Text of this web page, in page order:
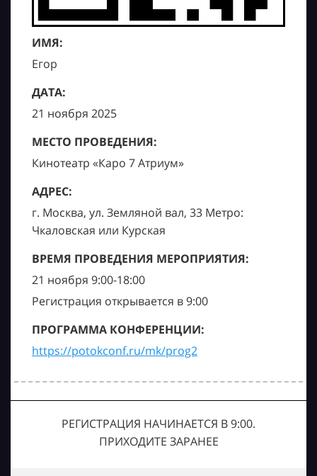
ИМЯ:
Егор
ДАТА:
21 ноября 2025
МЕСТО ПРОВЕДЕНИЯ:
Кинотеатр «Каро 7 Атриум»
АДРЕС:
г. Москва, ул. Земляной вал, 33 Метро:
Чкаловская или Курская
ВРЕМЯ ПРОВЕДЕНИЯ МЕРОПРИЯТИЯ:
21 ноября 9:00-18:00
Регистрация открывается в 9:00
ПРОГРАММА КОНФЕРЕНЦИИ:
https://potokconf.ru/mk/prog2
РЕГИСТРАЦИЯ НАЧИНАЕТСЯ В 9:00.
ПРИХОДИТЕ ЗАРАНЕЕ